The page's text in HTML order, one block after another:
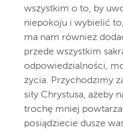
wszystkim o to, by
niepokoju i wybielić
ma nam również
przede wszystkim
odpowiedzialności,
życia. Przychodzimy
siły Chrystusa, ażeby
trochę mniej
posiądziecie dusze